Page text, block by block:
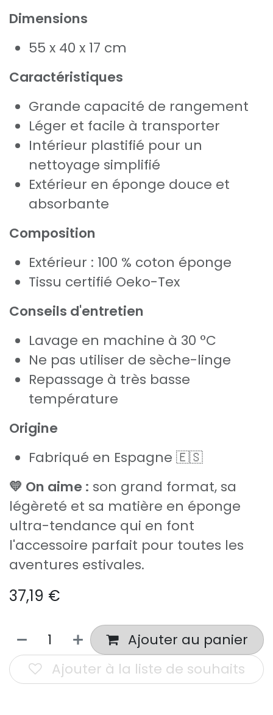
Dimensions
55 x 40 x 17 cm
Caractéristiques
Grande capacité de rangement
Léger et facile à transporter
Intérieur plastifié pour un
nettoyage simplifié
Extérieur en éponge douce et
absorbante
Composition
Extérieur : 100 % coton éponge
Tissu certifié Oeko-Tex
Conseils d'entretien
Lavage en machine à 30 °C
Ne pas utiliser de sèche-linge
Repassage à très basse
température
Origine
Fabriqué en Espagne 🇪🇸
💛 On aime : son grand format, sa
légèreté et sa matière en éponge
ultra-tendance qui en font
l'accessoire parfait pour toutes les
aventures estivales.
37,19 €
Ajouter au panier
Ajouter à la liste de souhaits